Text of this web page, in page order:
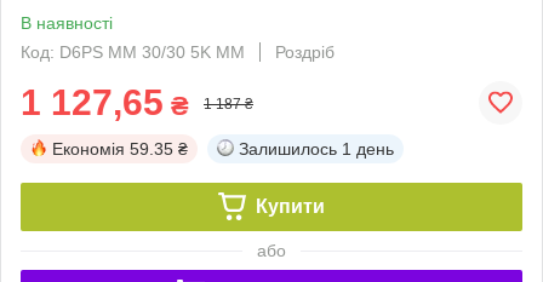
В наявності
Код: D6PS MM 30/30 5K MM
Роздріб
1 127,65 ₴ 1 187 ₴
Економія 59.35 ₴ Залишилось 1 день
Купити
або